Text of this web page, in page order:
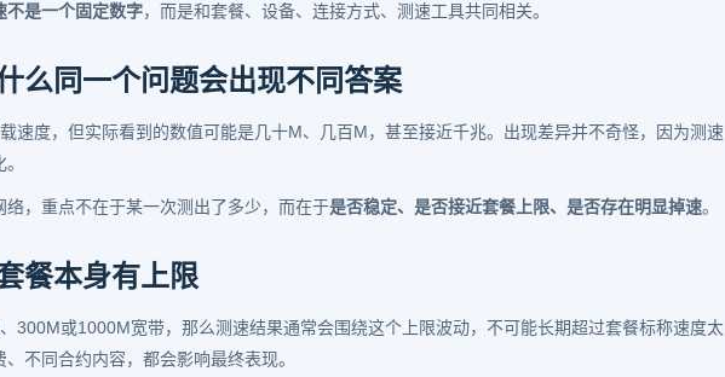
不是一个固定数字，而是和套餐、设备、连接方式、测速工具共同相关。
么同一个问题会出现不同答案
速度，但实际看到的数值可能是几十M、几百M，甚至接近千兆。出现差异并不奇怪，因为测速
，重点不在于某一次测出了多少，而在于是否稳定、是否接近套餐上限、是否存在明显掉速。
餐本身有上限
300M或1000M宽带，那么测速结果通常会围绕这个上限波动，不可能长期超过套餐标称速度太
不同合约内容，都会影响最终表现。